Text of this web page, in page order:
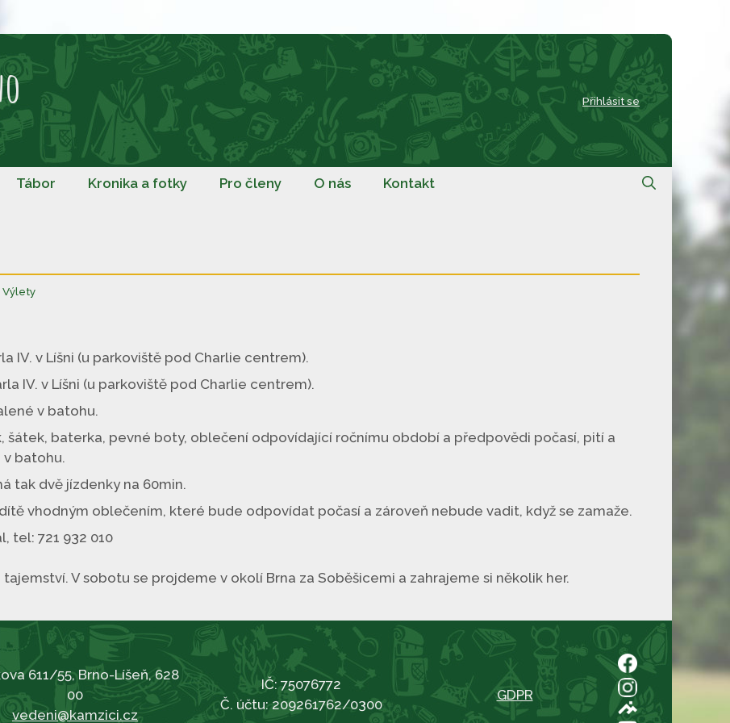
Přihlásit se
Tábor Kronika a fotky Pro členy O nás Kontakt
Výlety
IV. v Líšni (u parkoviště pod Charlie centrem).
IV. v Líšni (u parkoviště pod Charlie centrem).
v batohu.
šátek, baterka, pevné boty, oblečení odpovídající ročnímu období a předpovědi počasí, pití a
v batohu.
tak dvě jízdenky na 60min.
vhodným oblečením, které bude odpovídat počasí a zároveň nebude vadit, když se zamaže.
tel: 721 932 010
V sobotu se projdeme v okolí Brna za Soběšicemi a zahrajeme si několik her.
611/55, Brno-Líšeň, 628
00
vedeni@kamzici.cz
IČ: 75076772
Č. účtu: 209261762/0300
GDPR